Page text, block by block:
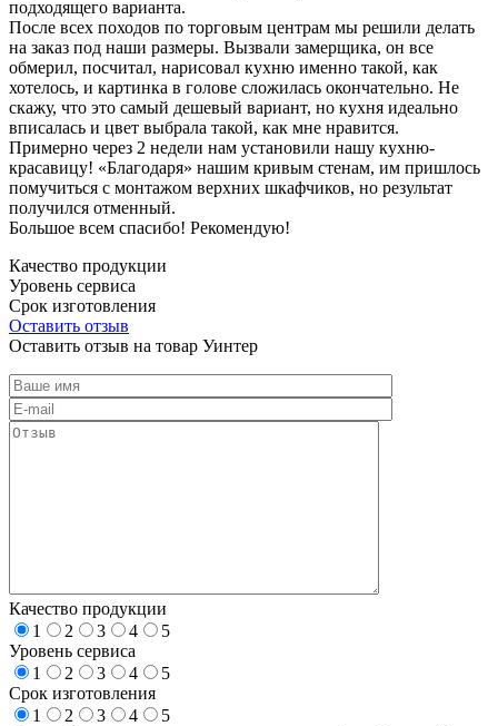
подходящего варианта.
После всех походов по торговым центрам мы решили делать
на заказ под наши размеры. Вызвали замерщика, он все
обмерил, посчитал, нарисовал кухню именно такой, как
хотелось, и картинка в голове сложилась окончательно. Не
скажу, что это самый дешевый вариант, но кухня идеально
вписалась и цвет выбрала такой, как мне нравится.
Примерно через 2 недели нам установили нашу кухню-
красавицу! «Благодаря» нашим кривым стенам, им пришлось
помучиться с монтажом верхних шкафчиков, но результат
получился отменный.
Большое всем спасибо! Рекомендую!
Качество продукции
Уровень сервиса
Срок изготовления
Оставить отзыв
Оставить отзыв на товар Уинтер
Качество продукции
1
2 3 4
5
Уровень сервиса
1
2 3 4
5
Срок изготовления
1
2 3 4
5